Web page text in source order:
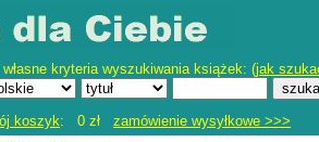
własne kryteria wyszukiwania książek: (jak
koszyk: 0 zł zamówienie wysyłkowe >>>